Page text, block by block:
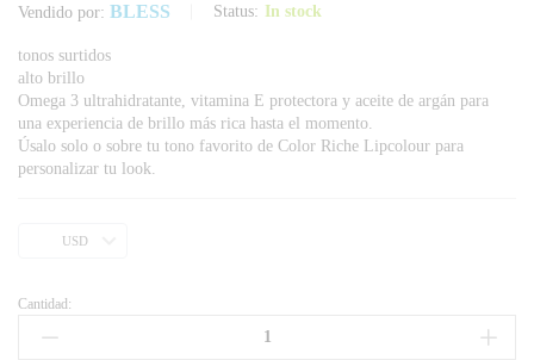
Vendido por: BLESS Status: In stock
tonos surtidos
alto brillo
Omega 3 ultrahidratante, vitamina E protectora y aceite de argán para
una experiencia de brillo más rica hasta el momento.
Úsalo solo o sobre tu tono favorito de Color Riche Lipcolour para
personalizar tu look.
USD
Cantidad: